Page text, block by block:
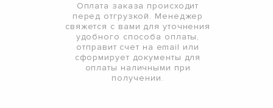
Оплата заказа происходит
перед отгрузкой. Менеджер
свяжется с вами для уточнения
удобного способа оплаты,
отправит счет на email или
сформирует документы для
оплаты наличными при
получении.